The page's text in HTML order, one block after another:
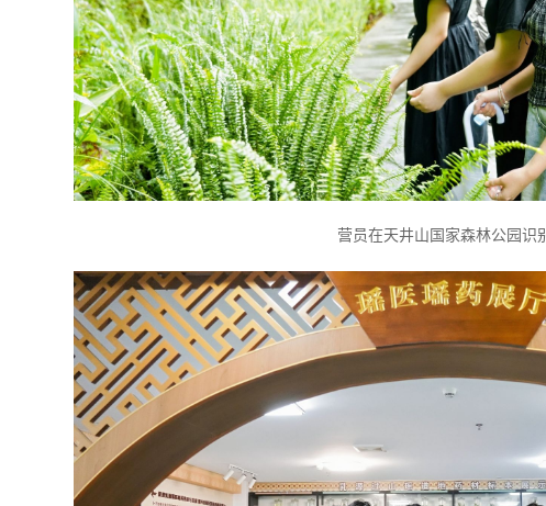
营员在天井山国家森林公园识